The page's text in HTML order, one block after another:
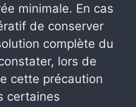
minimale. En cas
de conserver
complète du
lors de
cette précaution
certaines